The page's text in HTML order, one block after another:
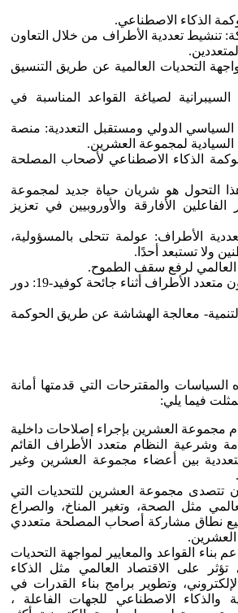
تنشيط تعددية الأطراف من خلال التعاون
التحديات العالمية عن طريق التنسيق
السيبرانية لصياغة القواعد المناسبة في
السياسي الدولي ومستقبل التعددية: منصة
السيادية لمجموعة العشرين.
الذكاء الاصطناعي لأصحاب المصلحة
التحول هو شريان حياة جديد لمجموعة
الأفارقة والأوروبيين في تعزيز
الأطراف: عولمة تتحلى بالمسؤولية،
ولا تستبعد أحدًا.
10. إعادة تنشيط التعاون متعدد الأطراف أثناء جائحة كوفيد-19: دور
معالجة الهشاشة عن طريق الحوكمة
والمقترحات التي قدمتها أمانة
مجموعة العشرين بإجراء إصلاحات داخلية
وشرعية النظام متعدد الأطراف القائم
بين أعضاء مجموعة العشرين وغير
تتصدى مجموعة العشرين للتحديات التي
مثل الصحة، وتغير المناخ، والصراع
نطاق مشاركة أصحاب المصلحة متعددي
بناء القواعد والمعايير لمواجهة التحديات
تؤثر على الاقتصاد العالمي مثل الذكاء
وتطوير برامج بناء القدرات في
والذكاء الاصطناعي للجهات الفاعلة ،